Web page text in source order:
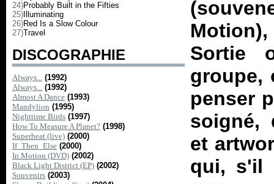
24)Probably Built in the Fifties
25) Illuminating
26)Red Is a Slow Colour
27)Travel
DISCOGRAPHIE
Always... (1992)
Always... (1992)
Almost A Dance (1993)
Mandylion (1995)
Nighttime Birds (1997)
How To Measure A Planet? (1998)
Superheat (live) (2000)
If_Then_Else (2000)
In Motion (DVD) (2002)
Black Light District (EP) (2002)
Souvenirs (2003)
Motion
Sortie
groupe,
penser
soigné,
et
qui, s'il